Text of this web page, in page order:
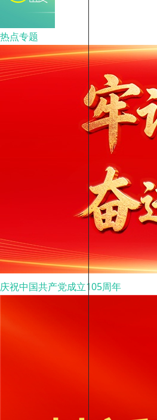
热点专题
庆祝中国共产党成立105周年